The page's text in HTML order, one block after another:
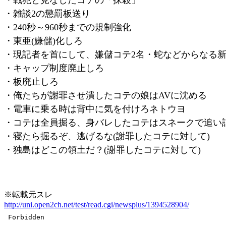
・雑談2の懲罰板送り
・240秒～960秒までの規制強化
・東亜(嫌儲)化しろ
・現記者を首にして、嫌儲コテ2名・蛇などからなる
・キャップ制度廃止しろ
・板廃止しろ
・俺たちが謝罪させ潰したコテの娘はAVに沈める
・電車に乗る時は背中に気を付けろネトウヨ
・コテは全員掘る、身バレしたコテはスネークで追い
・寝たら掘るぞ、逃げるな(謝罪したコテに対して)
・独島はどこの領土だ？(謝罪したコテに対して)
※転載元スレ
http://uni.open2ch.net/test/read.cgi/newsplus/1394528904/